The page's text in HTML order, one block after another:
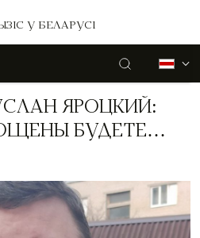
У БЕЛАРУСІ
ЯРОЦКИЙ:
БУДЕТЕ…